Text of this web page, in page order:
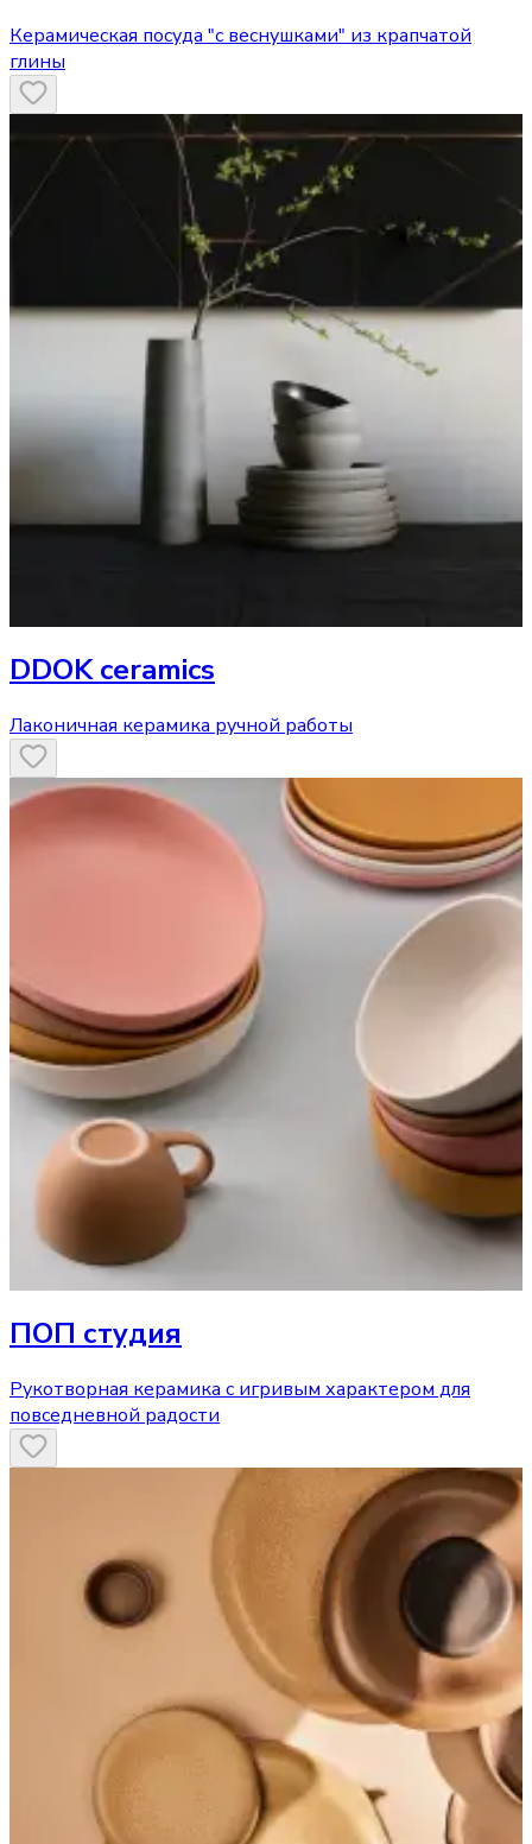
Керамическая посуда "с веснушками" из крапчатой
глины
DDOK ceramics
Лаконичная керамика ручной работы
ПОП студия
Рукотворная керамика с игривым характером для
повседневной радости